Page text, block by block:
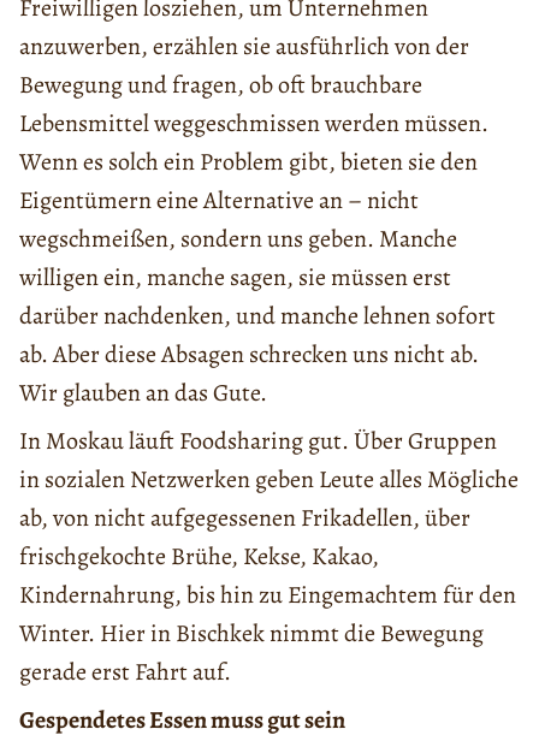
Freiwilligen losziehen, um Unternehmen
anzuwerben, erzählen sie ausführlich von der
Bewegung und fragen, ob oft brauchbare
Lebensmittel weggeschmissen werden müssen.
Wenn es solch ein Problem gibt, bieten sie den
Eigentümern eine Alternative an – nicht
wegschmeißen, sondern uns geben. Manche
willigen ein, manche sagen, sie müssen erst
darüber nachdenken, und manche lehnen sofort
ab. Aber diese Absagen schrecken uns nicht ab.
Wir glauben an das Gute.
In Moskau läuft Foodsharing gut. Über Gruppen
in sozialen Netzwerken geben Leute alles Mögliche
ab, von nicht aufgegessenen Frikadellen, über
frischgekochte Brühe, Kekse, Kakao,
Kindernahrung, bis hin zu Eingemachtem für den
Winter. Hier in Bischkek nimmt die Bewegung
gerade erst Fahrt auf.
Gespendetes Essen muss gut sein